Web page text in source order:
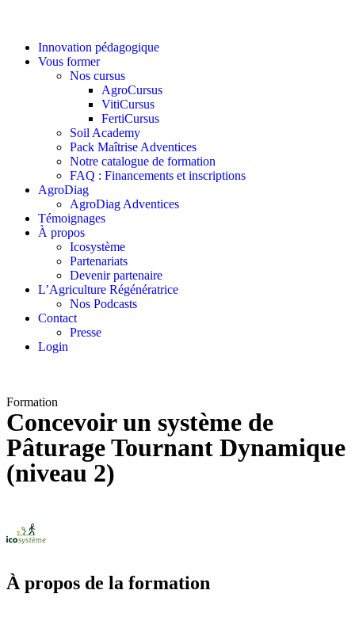
Innovation pédagogique
Vous former
Nos cursus
AgroCursus
VitiCursus
FertiCursus
Soil Academy
Pack Maîtrise Adventices
Notre catalogue de formation
FAQ : Financements et inscriptions
AgroDiag
AgroDiag Adventices
Témoignages
À propos
Icosystème
Partenariats
Devenir partenaire
L’Agriculture Régénératrice
Nos Podcasts
Contact
Presse
Login
Formation
Concevoir un système de
Pâturage Tournant Dynamique
(niveau 2)
À propos de la formation